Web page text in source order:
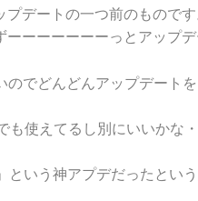
デートの一つ前のものです
ーーーーーーっとアップ
でどんどんアップデート
も使えてるし別にいいかな
いう神アプデだったとい